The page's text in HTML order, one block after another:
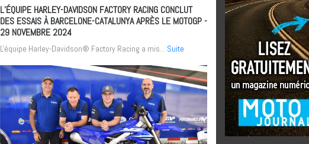
L’ÉQUIPE HARLEY-DAVIDSON FACTORY RACING CONCLUT
DES ESSAIS À BARCELONE-CATALUNYA APRÈS LE MOTOGP-
29 NOVEMBRE 2024
L'équipe Harley-Davidson® Factory Racing a mis... Suite